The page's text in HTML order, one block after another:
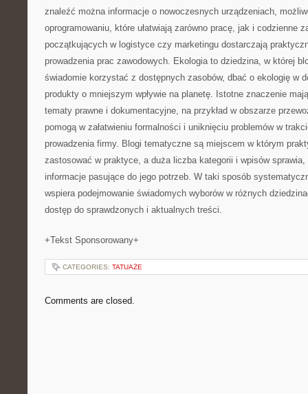
znaleźć można informacje o nowoczesnych urządzeniach,
oprogramowaniu, które ułatwiają zarówno pracę, jak i codzienne
początkujących w logistyce czy marketingu dostarczają
prowadzenia prac zawodowych. Ekologia to dziedzina, w której
świadomie korzystać z dostępnych zasobów, dbać o ekologię w
produkty o mniejszym wpływie na planetę. Istotne znaczenie
tematy prawne i dokumentacyjne, na przykład w obszarze
pomogą w załatwieniu formalności i uniknięciu problemów w
prowadzenia firmy. Blogi tematyczne są miejscem w którym
zastosować w praktyce, a duża liczba kategorii i wpisów
informacje pasujące do jego potrzeb. W taki sposób
wspiera podejmowanie świadomych wyborów w różnych
dostęp do sprawdzonych i aktualnych treści.
+Tekst Sponsorowany+
CATEGORIES: TATUAŻE
Comments are closed.